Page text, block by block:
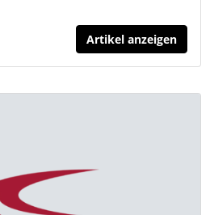
Artikel anzeigen